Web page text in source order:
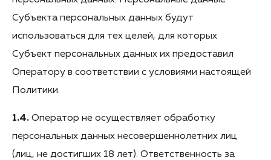
Субъекта персональных данных будут
использоваться для тех целей, для которых
Субъект персональных данных их предоставил
Оператору в соответствии с условиями настоящей
Политики.
1.4. Оператор не осуществляет обработку
персональных данных несовершеннолетних лиц
(лиц, не достигших 18 лет). Ответственность за